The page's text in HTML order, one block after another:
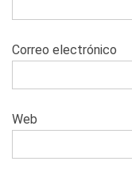
Correo electrónico
Web